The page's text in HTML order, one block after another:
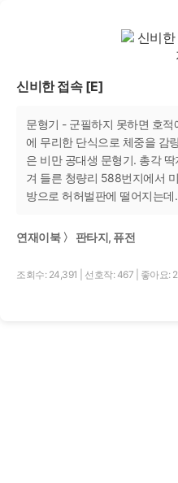
신비한 접속 [E]
문형기 - 군필하지 못하면 호
에 무리한 단식으로 체중을 감
은 비만 공대생 문형기. 총각
겨 들른 청량리 588번지에서
방으로 허허벌판에 떨어지는
연재이북 〉 판타지, 퓨전
조회수: 24,391 선호작: 467 좋아요: